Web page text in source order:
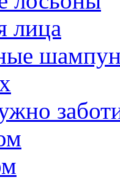
лица